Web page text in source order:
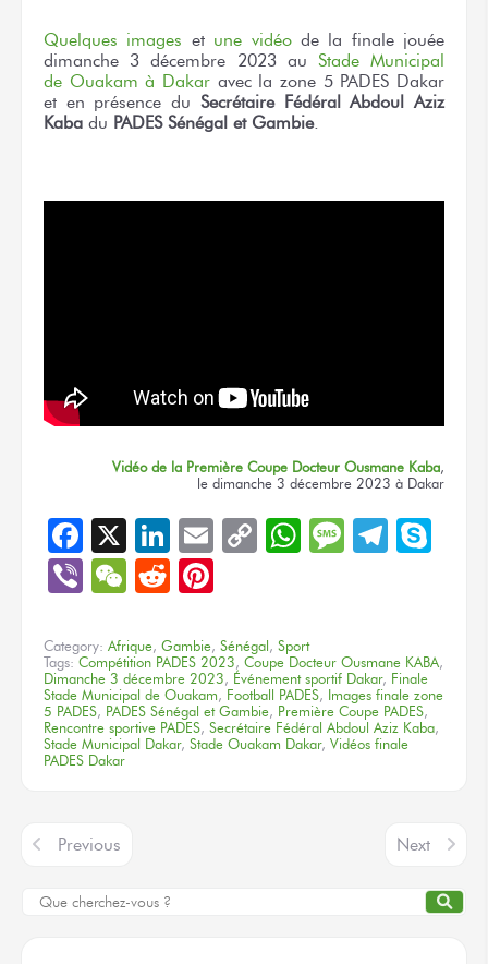
Quelques images et une vidéo de la finalejouée
dimanche 3 décembre 2023 au Stade Municipal
de Ouakam à Dakar avec la zone 5PADES Dakar
et en présence du SecrétaireFédéral Abdoul Aziz
Kaba du PADESSénégal et Gambie.
Vidéo de la Première Coupe Docteur Ousmane Kaba,
le dimanche 3 décembre 2023 à Dakar
Facebook
X LinkedIn
EmailCopyWhatsApp
Message
ViberWeChat
Reddit
Category: Afrique, Gambie, Sénégal , Sport
Tags: Compétition PADES 2023, Coupe Docteur Ousmane KABA,
Dimanche 3 décembre 2023, Événement sportif Dakar, Finale
Stade Municipal de Ouakam, Football PADES, Images finale zone
5 PADES, PADES Sénégal et Gambie, Première Coupe PADES,
Rencontre sportive PADES, Secrétaire Fédéral Abdoul Aziz Kaba,
Stade Municipal Dakar, Stade Ouakam Dakar, Vidéos finale
PADES Dakar
Previous Next